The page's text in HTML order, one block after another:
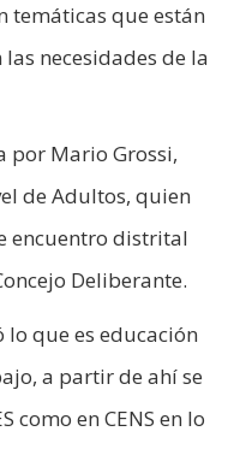
temáticas que están
necesidades de la
por Mario Grossi,
de Adultos, quien
encuentro distrital
Deliberante.
lo que es educación
a partir de ahí se
como en CENS en lo